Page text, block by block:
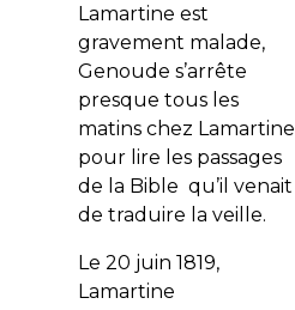
Lamartine est
gravement malade,
Genoude s’arrête
presque tous les
matins chez Lamartine
pour lire les passages
de la Bible qu’il venait
de traduire la veille.
Le 20 juin 1819,
Lamartine